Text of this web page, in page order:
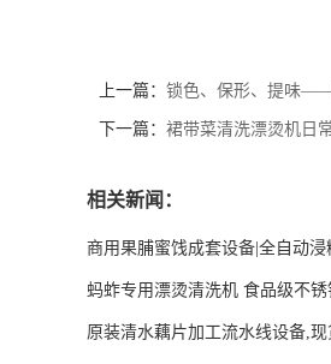
上一篇： 锁色、保形、提味
下一篇： 裙带菜清洗漂烫机日
相关新闻：
商用果脯蜜饯成套设备|全自动
蚂蚱专用漂烫清洗机 食品级不
原装清水藕片加工流水线设备,